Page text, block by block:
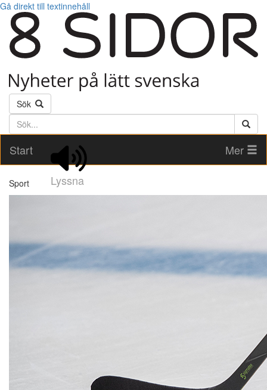
Gå direkt till textinnehåll
Sök
Söktext
Start
Lyssna
Mer
Sport